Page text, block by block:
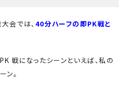
会では、 40分ハーフの即PK戦と
戦になったシーンといえば、私の
ン。